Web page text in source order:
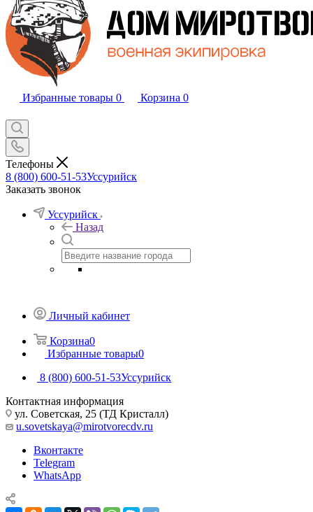
Избранные товары 0 Корзина 0
Телефоны
8 (800) 600-51-53Уссурийск
Заказать звонок
Уссурийск
Назад
Личный кабинет
Корзина0
Избранные товары0
8 (800) 600-51-53Уссурийск
Контактная информация
ул. Советская, 25 (ТД Кристалл)
u.sovetskaya@mirotvorecdv.ru
Вконтакте
Telegram
WhatsApp